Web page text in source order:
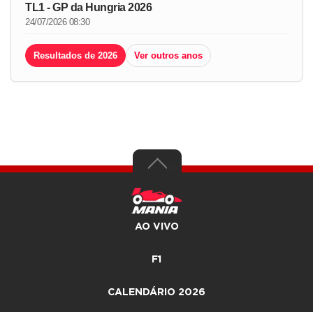
TL1 - GP da Hungria 2026
24/07/2026 08:30
Resultados de 2026 Ver outros anos
AO VIVO
F1
CALENDÁRIO 2026